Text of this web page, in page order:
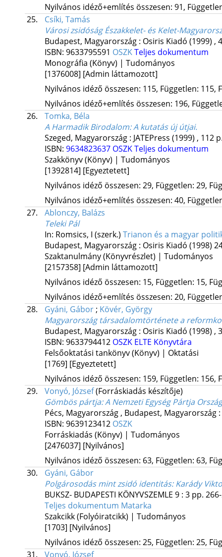
Nyilvános idéző+említés összesen: 91,
25.
Csíki, Tamás
Városi zsidóság Északkelet- és Kelet-
Budapest, Magyarország : Osiris Kiadó (1999) ,
ISBN: 9633795591 OSZKTeljes dokumentum
Monográfia (Könyv) | Tudományos
[1376008] [Admin láttamozott]
Nyilvános idéző összesen: 115, Független: 115,
Nyilvános idéző+említés összesen: 196,
26.
Tomka, Béla
A Harmadik Birodalom: A kutatás új útjai.
Szeged, Magyarország : JATEPress (1999) , 112
ISBN: 9634823637 OSZKTeljes dokumentum
Szakkönyv (Könyv) | Tudományos
[1392814] [Egyeztetett]
Nyilvános idéző összesen: 29, Független: 29,
Nyilvános idéző+említés összesen: 40,
27.
Ablonczy, Balázs
Teleki Pál
In: Romsics, I (szerk.) Trianon és a magyar
Budapest, Magyarország : Osiris Kiadó (1998)
Szaktanulmány (Könyvrészlet) | Tudományos
[2157358] [Admin láttamozott]
Nyilvános idéző összesen: 15, Független: 15,
Nyilvános idéző+említés összesen: 20,
28.
Gyáni, Gábor; Kövér, György
Magyarország társadalomtörténete a
Budapest, Magyarország : Osiris Kiadó (1998) ,
ISBN: 9633794412 OSZK ELTE Könyvtára
Felsőoktatási tankönyv (Könyv) | Oktatási
[1769] [Egyeztetett]
Nyilvános idéző összesen: 159, Független: 156,
29.
Vonyó, József(Forráskiadás készítője)
Gömbös pártja: A Nemzeti Egység Pártja
Pécs, Magyarország , Budapest, Magyarország :
ISBN: 9639123412 OSZK
Forráskiadás (Könyv) | Tudományos
[2476037] [Nyilvános]
Nyilvános idéző összesen: 63, Független: 63,
30.
Gyáni, Gábor
Polgárosodás mint zsidó identitás: Karády
BUKSZ- BUDAPESTI KÖNYVSZEMLE 9: 3 pp.
Teljes dokumentum Matarka
Szakcikk (Folyóiratcikk) | Tudományos
[1703] [Nyilvános]
Nyilvános idéző összesen: 25, Független: 25,
31.
Vonyó, József